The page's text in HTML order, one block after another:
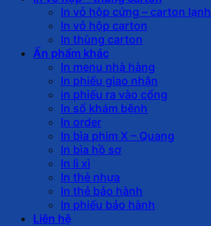
In vỏ hộp cứng – carton lạnh
In vỏ hộp carton
In thùng carton
Ấn phẩm khác
In menu nhà hàng
In phiếu giao nhận
in phiếu ra vào cổng
In sổ khám bệnh
In order
In bìa phim X – Quang
In bìa hồ sơ
In lì xì
In thẻ nhựa
In thẻ bảo hành
In phiếu bảo hành
Liên hệ